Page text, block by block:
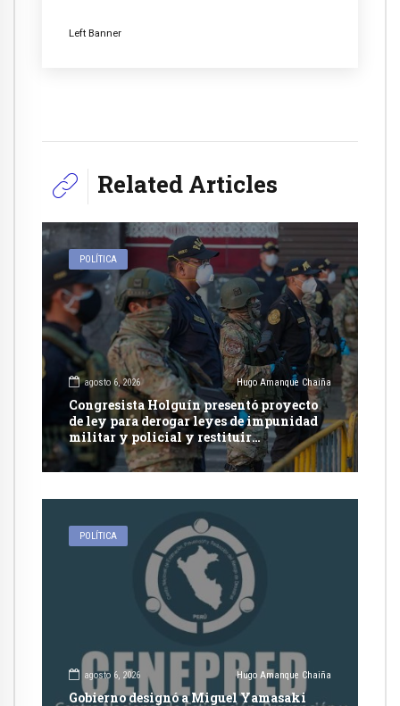
Left Banner
Related Articles
POLÍTICA
agosto 6, 2026 Hugo Amanque Chaiña
Congresista Holguín presentó proyecto
de ley para derogar leyes de impunidad
militar y policial y restituir
competencia de justicia ordinaria
POLÍTICA
agosto 6, 2026 Hugo Amanque Chaiña
Gobierno designó a Miguel Yamasaki